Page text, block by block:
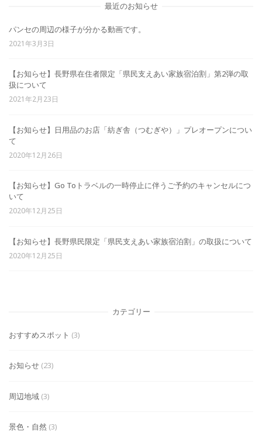
最近のお知らせ
パンセの周辺の様子が分かる動画です。
2021年3月3日
【お知らせ】長野県在住者限定「県民支えあい家族宿泊割」第2弾の取
扱について
2021年2月23日
【お知らせ】日用品のお店「紡ぎ舎（つむぎや）」プレオープンについ
て
2020年12月26日
【お知らせ】Go Toトラベルの一時停止に伴うご予約のキャンセルにつ
いて
2020年12月25日
【お知らせ】長野県民限定「県民支えあい家族宿泊割」の取扱について
2020年12月25日
カテゴリー
おすすめスポット (3)
お知らせ (23)
周辺地域 (3)
景色・自然 (3)